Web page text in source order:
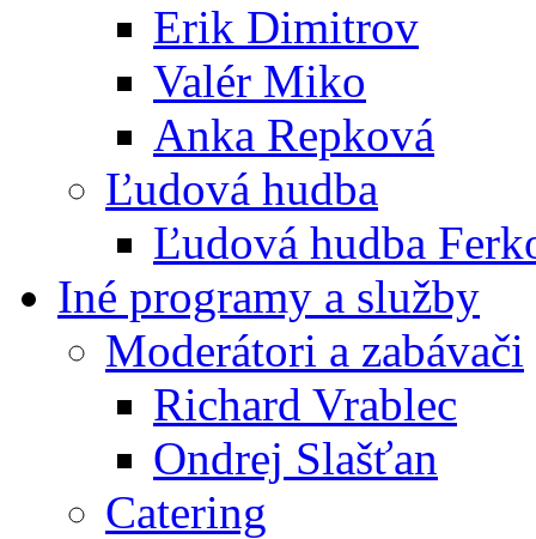
Erik Dimitrov
Valér Miko
Anka Repková
Ľudová hudba
Ľudová hudba
Iné programy a služby
Moderátori a zabávači
Richard Vrablec
Ondrej Slašťan
Catering